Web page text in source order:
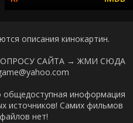
описания кинокартин.
САЙТА → ЖМИ СЮДА
общедоступная иноформация
источников! Самих фильмов
нет!